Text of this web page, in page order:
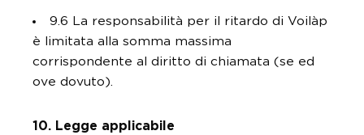
9.6 La responsabilità per il ritardo di Voilàp
è limitata alla somma massima
corrispondente al diritto di chiamata (se ed
ove dovuto).
10. Legge applicabile